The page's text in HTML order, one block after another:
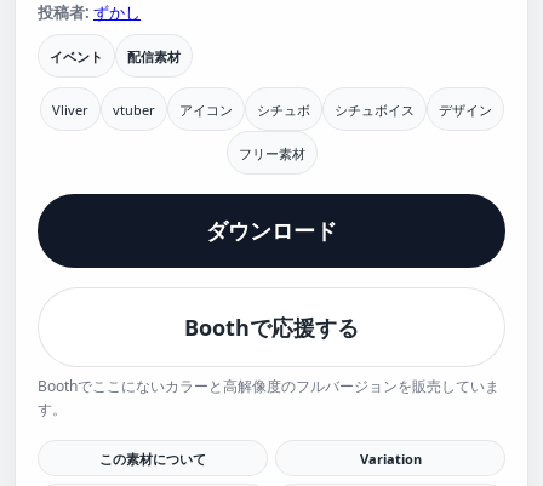
投稿者: ずかし
イベント 配信素材
Vliver vtuber アイコン シチュボ シチュボイス デザイン
フリー素材
ダウンロード
Boothで応援する
Boothでここにないカラーと高解像度のフルバージョンを販売していま
す。
この素材について Variation